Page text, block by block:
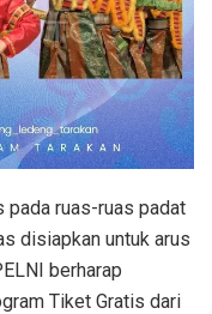
pada ruas-ruas padat
disiapkan untuk arus
berharap
Tiket Gratis dari